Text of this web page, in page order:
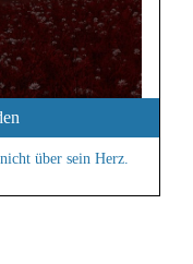
über sein Herz.